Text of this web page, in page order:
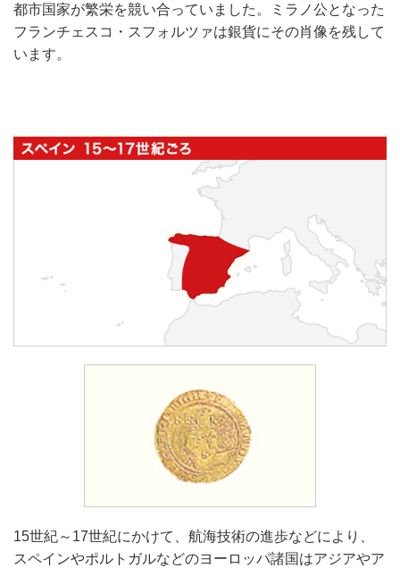
都市国家が繁栄を競い合っていました。ミラノ公となった
フランチェスコ・スフォルツァは銀貨にその肖像を残して
います。
15世紀～17世紀にかけて、航海技術の進歩などにより、
スペインやポルトガルなどのヨーロッパ諸国はアジアやア